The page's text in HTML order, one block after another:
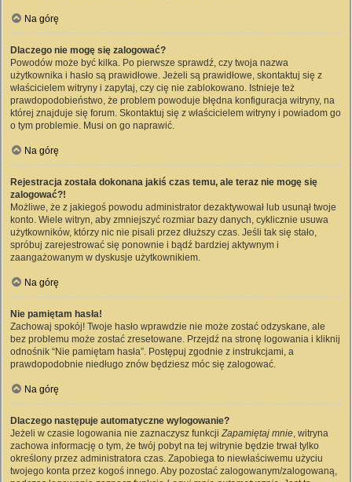
Na górę
Dlaczego nie mogę się zalogować?
Powodów może być kilka. Po pierwsze sprawdź, czy twoja nazwa
użytkownika i hasło są prawidłowe. Jeżeli są prawidłowe, skontaktuj się z
właścicielem witryny i zapytaj, czy cię nie zablokowano. Istnieje też
prawdopodobieństwo, że problem powoduje błędna konfiguracja witryny, na
której znajduje się forum. Skontaktuj się z właścicielem witryny i powiadom go
o tym problemie. Musi on go naprawić.
Na górę
Rejestracja została dokonana jakiś czas temu, ale teraz nie mogę się
zalogować?!
Możliwe, że z jakiegoś powodu administrator dezaktywował lub usunął twoje
konto. Wiele witryn, aby zmniejszyć rozmiar bazy danych, cyklicznie usuwa
użytkowników, którzy nic nie pisali przez dłuższy czas. Jeśli tak się stało,
spróbuj zarejestrować się ponownie i bądź bardziej aktywnym i
zaangażowanym w dyskusje użytkownikiem.
Na górę
Nie pamiętam hasła!
Zachowaj spokój! Twoje hasło wprawdzie nie może zostać odzyskane, ale
bez problemu może zostać zresetowane. Przejdź na stronę logowania i kliknij
odnośnik “Nie pamiętam hasła”. Postępuj zgodnie z instrukcjami, a
prawdopodobnie niedługo znów będziesz móc się zalogować.
Na górę
Dlaczego następuje automatyczne wylogowanie?
Jeżeli w czasie logowania nie zaznaczysz funkcjiZapamiętaj mnie, witryna
zachowa informację o tym, że twój pobyt na tej witrynie będzie trwał tylko
określony przez administratora czas. Zapobiega to niewłaściwemu użyciu
twojego konta przez kogoś innego. Aby pozostać zalogowanym/zalogowaną,